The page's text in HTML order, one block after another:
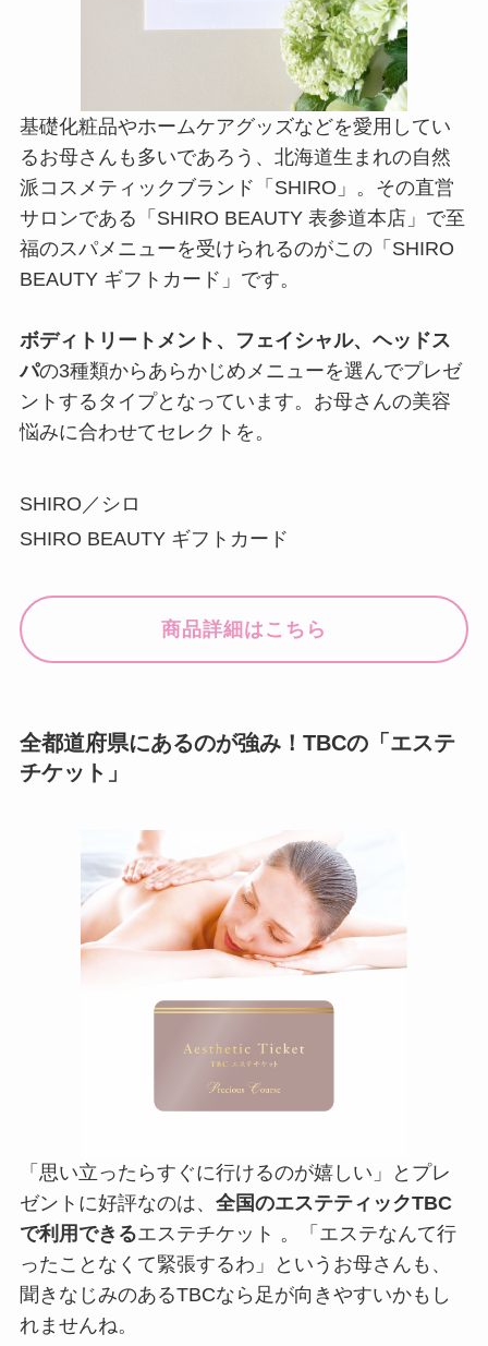
基礎化粧品やホームケアグッズなどを愛用してい
るお母さんも多いであろう、北海道生まれの自然
派コスメティックブランド「SHIRO」。その直営
サロンである「SHIRO BEAUTY 表参道本店」で至
福のスパメニューを受けられるのがこの「SHIRO
BEAUTY ギフトカード」です。
ボディトリートメント、フェイシャル、ヘッドス
パの3種類からあらかじめメニューを選んでプレゼ
ントするタイプとなっています。お母さんの美容
悩みに合わせてセレクトを。
SHIRO／シロ
SHIRO BEAUTY ギフトカード
商品詳細はこちら
全都道府県にあるのが強み！TBCの「エステ
チケット」
「思い立ったらすぐに行けるのが嬉しい」とプレ
ゼントに好評なのは、 全国のエステティックTBC
で利用できるエステチケット 。「エステなんて行
ったことなくて緊張するわ」というお母さんも、
聞きなじみのあるTBCなら足が向きやすいかもし
れませんね。